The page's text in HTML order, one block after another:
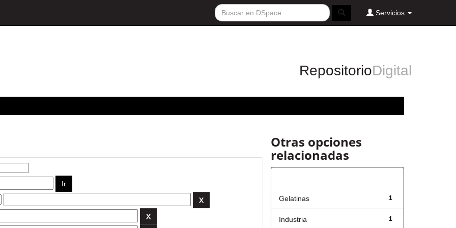
Servicios
RepositorioDigital
Otras opciones
relacionadas
1
Gelatinas
1
Industria